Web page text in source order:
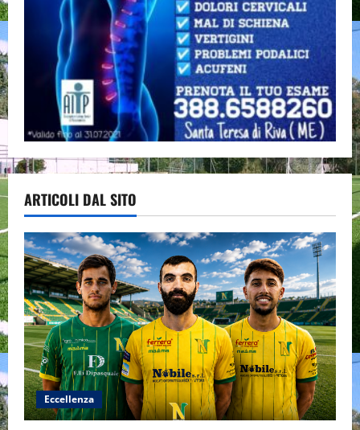
ARTICOLI DAL SITO
Eccellenza